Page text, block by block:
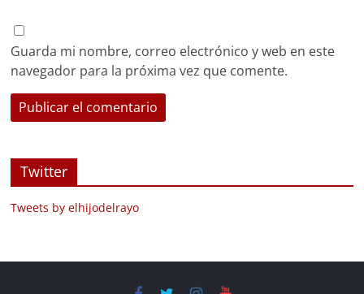
Guarda mi nombre, correo electrónico y web en este
navegador para la próxima vez que comente.
Twitter
Tweets by elhijodelrayo